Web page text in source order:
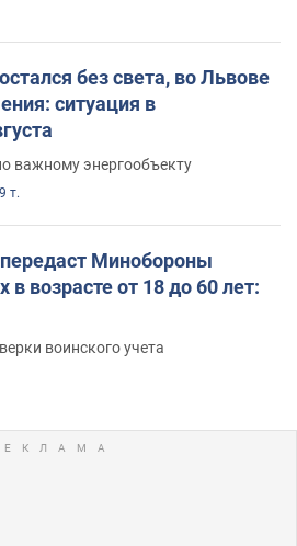
без света, во Львове
ситуация в
важному энергообъекту
т.
Минобороны
возрасте от 18 до 60 лет:
воинского учета